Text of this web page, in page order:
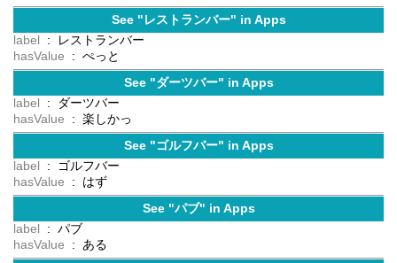
See "レストランバー" in Apps
label
: レストランバー
hasValue
: ぺっと
See "ダーツバー" in Apps
label
: ダーツバー
hasValue
: 楽しかっ
See "ゴルフバー" in Apps
label
: ゴルフバー
hasValue
: はず
See "パブ" in Apps
label
: パブ
hasValue
: ある